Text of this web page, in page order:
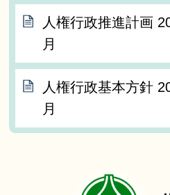
人権行政推進計画
月
人権行政基本方針
月